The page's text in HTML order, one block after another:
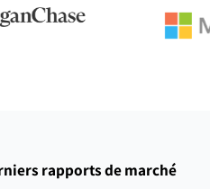
rapports de marché